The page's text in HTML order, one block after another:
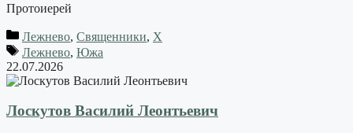
Протоиерей
Лежнево, Священники, Х
Лежнево, Южа
22.07.2026
Лоскутов Василий Леонтьевич